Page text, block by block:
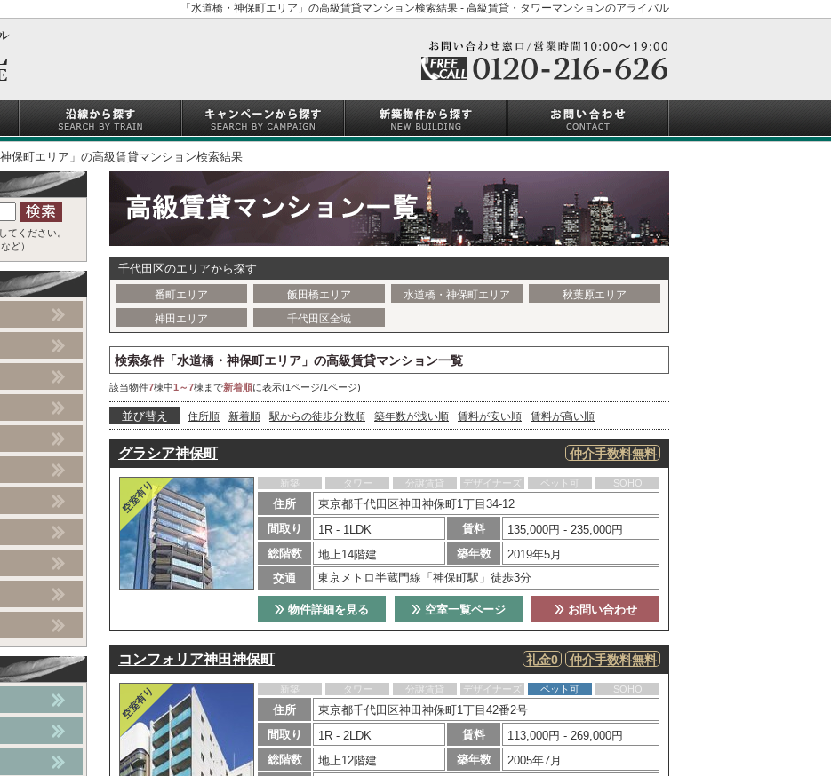
「水道橋・神保町エリア」の高級賃貸マンション検索結果 - 高級賃貸・タワーマンションのアライバル
神保町エリア」の高級賃貸マンション検索結果
千代田区のエリアから探す
番町エリア 飯田橋エリア 水道橋・神保町エリア
秋葉原エリア
神田エリア
千代田区全域
検索条件「水道橋・神保町エリア」の高級賃貸マンション一覧
該当物件7棟中1～7棟まで新着順に表示(1ページ/1ページ)
並び替え 住所順 新着順 駅からの徒歩分数順 築年数が浅い順 賃料が安い順 賃料が高い順
グラシア神保町 仲介手数料無料
新築 タワー 分譲賃貸 デザイナーズ ペット可 SOHO
住所
東京都千代田区神田神保町1丁目34-12
間取り
1R - 1LDK 賃料
135,000円 - 235,000円
総階数
地上14階建 築年数
2019年5月
交通
東京メトロ半蔵門線「神保町駅」徒歩3分
お問い合わせ
空室一覧ページ
物件詳細を見る
コンフォリア神田神保町 仲介手数料無料
礼金0
新築 タワー 分譲賃貸 デザイナーズ ペット可 SOHO
住所
東京都千代田区神田神保町1丁目42番2号
間取り
1R - 2LDK 賃料
113,000円 - 269,000円
総階数
地上12階建 築年数
2005年7月
てください。
ど）